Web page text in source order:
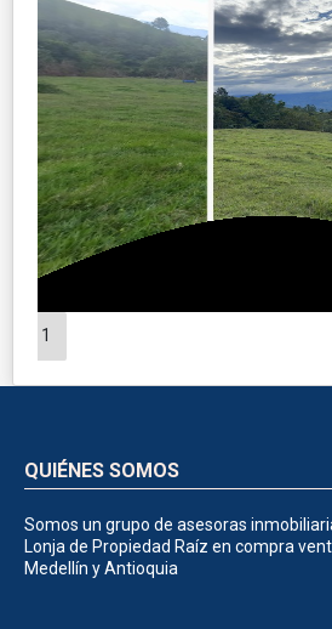
1
QUIÉNES SOMOS
Somos un grupo de asesoras
Lonja de Propiedad Raíz en compra
Medellín y Antioquia